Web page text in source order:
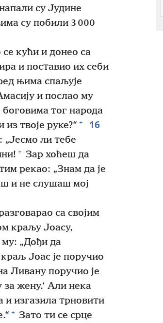
су Јудине
су побили 3 000
кући и донео са
и поставио их себи
њима спаљује
и послао му
тог народа
твоје руке?“ + 16
„Јесмо ли тебе
+ Зар хоћеш да
рекао: „Знам да је
и не слушаш мој
са својим
краљу Јоасу,
му: „Дођи да
Јоас је поручио
Ливану поручио је
за жену.‘ Али нека
изгазила трновити
+ Зато ти се срце